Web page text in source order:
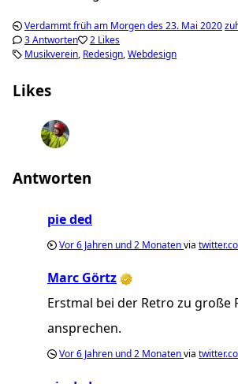
Verdammt früh am Morgen des 23. Mai 2020
3 Antworten
2 Likes
Musikverein Redesign Webdesign
Likes
Antworten
pie ded
Vor6 Jahren und 2 Monatenvia
Marc Görtz
Erstmal bei der Retro zu große
ansprechen.
Vor6 Jahren und 2 Monatenvia